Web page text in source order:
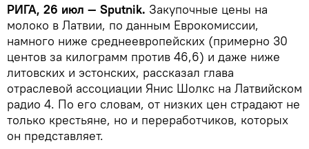
РИГА, 26 июл — Sputnik. Закупочные цены на
молоко в Латвии, по данным Еврокомиссии,
намного ниже среднеевропейских (примерно 30
центов за килограмм против 46,6) и даже ниже
литовских и эстонских, рассказал глава
отраслевой ассоциации Янис Шолкс на Латвийском
радио 4. По его словам, от низких цен страдают не
только крестьяне, но и переработчиков, которых
он представляет.